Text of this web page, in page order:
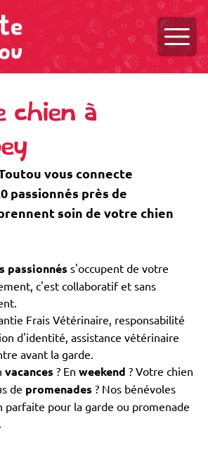
chien à
vous connecte
passionnés près de
soin de votre chien
passionnés s'occupent de votre
c'est collaboratif et sans
Frais Vétérinaire, responsabilité
d'identité, assistance vétérinaire
avant la garde.
vacances ? En weekend ? Votre chien
de promenades ? Nos bénévoles
parfaite pour la garde ou promenade